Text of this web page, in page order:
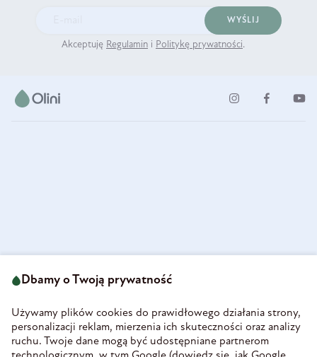
WYŚLIJ
Akceptuję Regulamin i Politykę prywatności.
58-160 Świebodzice
REGON 890213034
INFORMACJE
Dbamy o Twoją prywatność
Używamy plików cookies do prawidłowego działania strony,
personalizacji reklam, mierzenia ich skuteczności oraz analizy
ruchu. Twoje dane mogą być udostępniane partnerom